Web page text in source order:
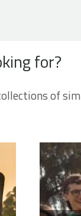
for?
of